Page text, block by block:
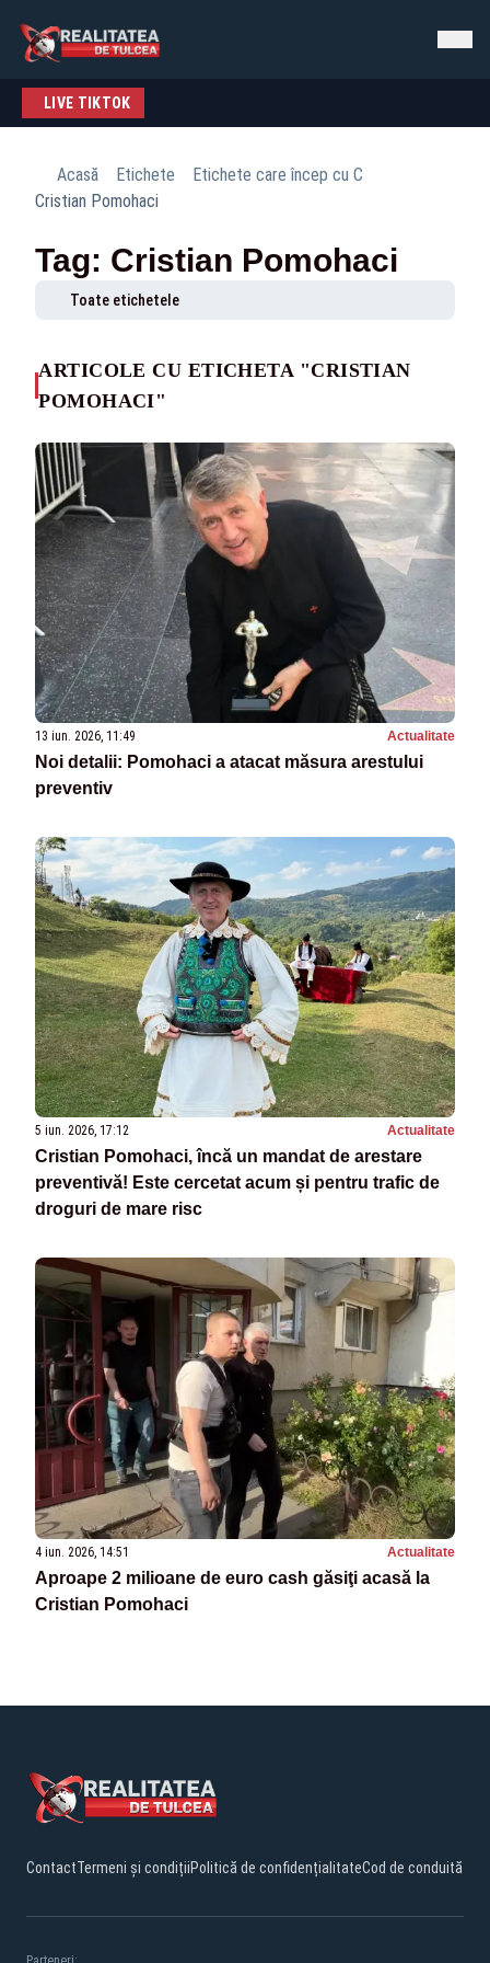
LIVE TIKTOK
Acasă Etichete
Etichete care încep cu C
Cristian Pomohaci
Tag: Cristian Pomohaci
Toate etichetele
ARTICOLE CU ETICHETA "CRISTIAN
POMOHACI"
13 iun. 2026, 11:49 Actualitate
Noi detalii: Pomohaci a atacat măsura arestului
preventiv
5 iun. 2026, 17:12 Actualitate
Cristian Pomohaci, încă un mandat de arestare
preventivă! Este cercetat acum și pentru trafic de
droguri de mare risc
4 iun. 2026, 14:51 Actualitate
Aproape 2 milioane de euro cash găsiţi acasă la
Cristian Pomohaci
ContactTermeni și condițiiPolitică de confidențialitateCod de conduită